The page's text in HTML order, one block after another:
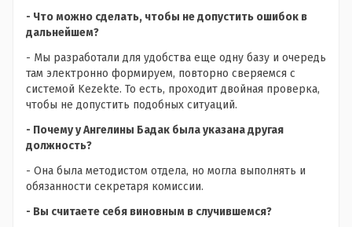
- Что можно сделать, чтобы не допустить ошибок в
дальнейшем?
- Мы разработали для удобства еще одну базу и очередь
там электронно формируем, повторно сверяемся с
системой Kezekte. То есть, проходит двойная проверка,
чтобы не допустить подобных ситуаций.
- Почему у Ангелины Бадак была указана другая
должность?
- Она была методистом отдела, но могла выполнять и
обязанности секретаря комиссии.
- Вы считаете себя виновным в случившемся?